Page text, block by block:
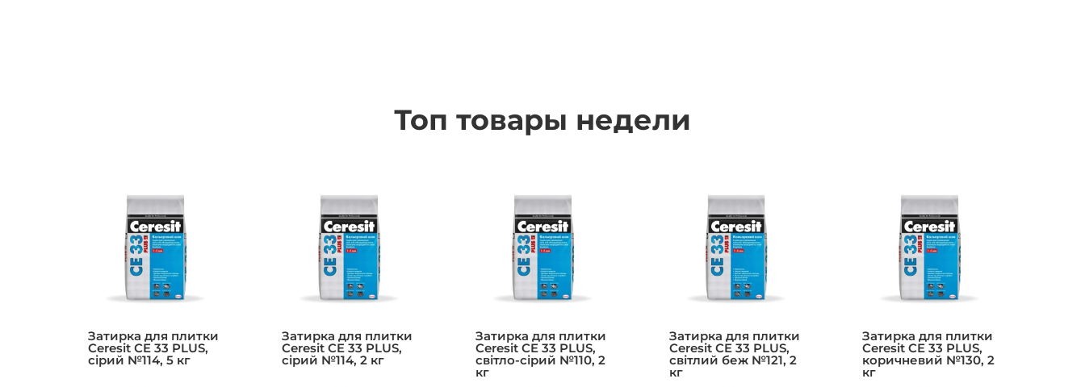
Топ товары недели
Затирка для плитки
Ceresit CE 33 PLUS,
сірий №114, 5 кг
Затирка для плитки
Ceresit CE 33 PLUS,
сірий №114, 2 кг
Затирка для плитки
Ceresit CE 33 PLUS,
світло-сірий №110, 2
кг
Затирка для плитки
Ceresit CE 33 PLUS,
світлий беж №121, 2
кг
Затирка для плитки
Ceresit CE 33 PLUS,
коричневий №130, 2
кг